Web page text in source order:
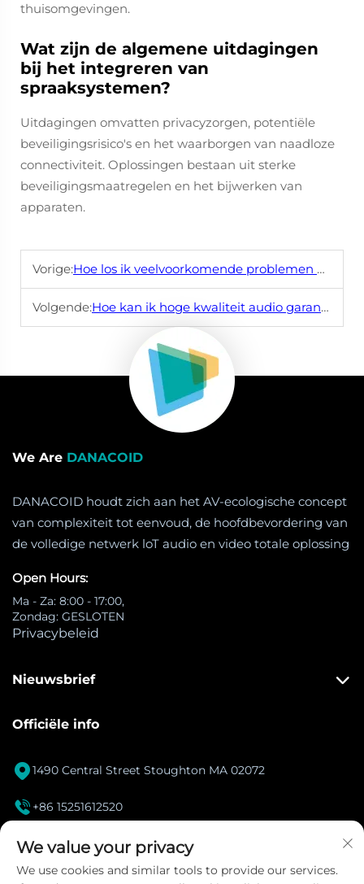
thuisomgevingen.
Wat zijn de algemene uitdagingen
bij het integreren van
spraaksystemen?
Uitdagingen omvatten privacyzorgen, potentiële
beveiligingsrisico's en het waarborgen van naadloze
connectiviteit. Oplossingen bestaan uit sterke
beveiligingsmaatregelen en het bijwerken van
apparaten.
Vorige:Hoe los ik veelvoorkomende problemen met mijn luidsprekersysteem op, zoals vervorming of een laag volume?
Volgende:Hoe kan ik hoge kwaliteit audio garanderen tijdens live-uitzendingen?
We Are DANACOID
DANACOID houdt zich aan het AV-ecologische concept
van complexiteit tot eenvoud, de hoofdbevordering van
de volledige netwerk loT audio en video totale oplossing
Open Hours:
Ma - Za: 8:00 - 17:00,
Zondag: GESLOTEN
Privacybeleid
Nieuwsbrief
Officiële info
1490 Central Street Stoughton MA 02072
 +86 15251612520
 [email protected]
We value your privacy
We use cookies and similar tools to provide our services.